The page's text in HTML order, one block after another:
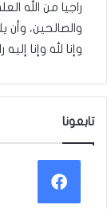
راجيا من الله
والصالحين، وأن
وإنا لله وإنا
تابعونا